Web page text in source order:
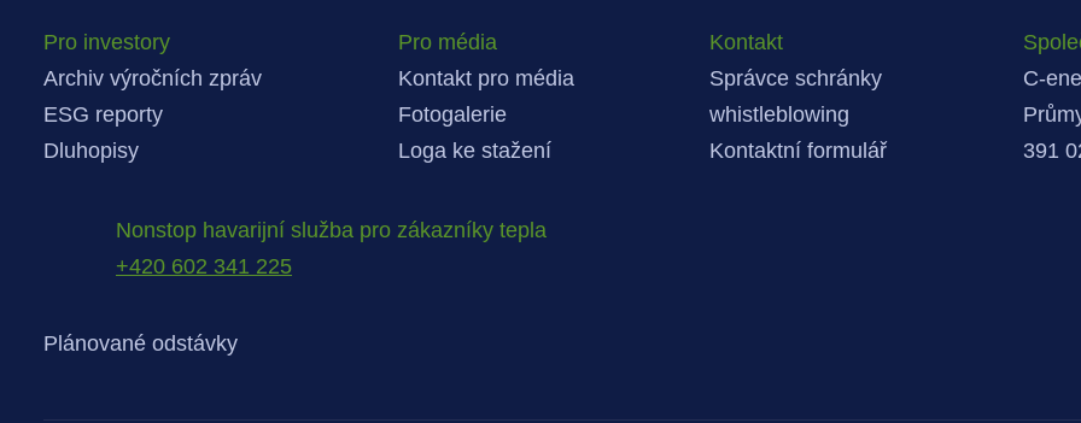
Pro investory
Archiv výročních zpráv
ESG reporty
Dluhopisy
Pro média
Kontakt pro média
Fotogalerie
Loga ke stažení
Kontakt
Správce schránky
whistleblowing
Kontaktní formulář
C-
391
Nonstop havarijní služba pro zákazníky tepla
+420 602 341 225
Plánované odstávky